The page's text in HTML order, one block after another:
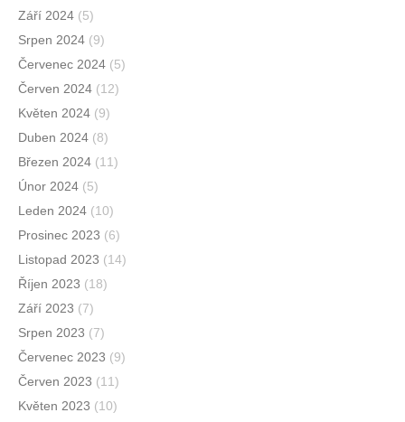
Září 2024 (5)
Srpen 2024 (9)
Červenec 2024 (5)
Červen 2024 (12)
Květen 2024 (9)
Duben 2024 (8)
Březen 2024 (11)
Únor 2024 (5)
Leden 2024 (10)
Prosinec 2023 (6)
Listopad 2023 (14)
Říjen 2023 (18)
Září 2023 (7)
Srpen 2023 (7)
Červenec 2023 (9)
Červen 2023 (11)
Květen 2023 (10)